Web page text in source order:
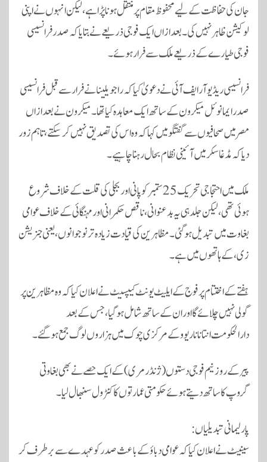
جان کی حفاظت کے لیے محفوظ مقام پر منتقل ہونا پڑا ہے، لیکن انہوں نے اپنی
لوکیشن ظاہر نہیں کی۔ بعد ازاں ایک فوجی ذریعے نے بتایا کہ صدرفرانسیسی
فوجی طیارےکے ذریعے ملک سے فرار ہوئے۔
فرانسیسی ریڈیوآر ایف آئینے دعویٰ کیا کہ راجویلینا نے فرار سے قبل فرانسیسی
صدرایمانوئل میکرونکے ساتھ ایک معاہدہ کیا تھا۔ میکرون نے بعد ازاں
مصر میں صحافیوں سے گفتگو میں کہا کہ وہ اس کی تصدیق نہیں کر سکتے، تاہم زور
دیا کہ مڈغاسکر میں آئینی نظام بحال رہنا چاہیے۔
ملک میں احتجاجی تحریک 25 ستمبر کو
پانی اور بجلی کی قلتکے خلاف شروع
ہوئی تھی، لیکن جلد ہی یہ بدعنوانی، ناقص حکمرانی اور مہنگائی کے خلاف عوامی
بغاوت میں تبدیل ہوگئی۔ مظاہرین کی قیادت زیادہ تر نوجوانوں، یعنیجنریشن
زی، کے ہاتھوں میں ہے۔
ہفتے کے اختتام پر فوج کے ایلیٹ یونٹکیپسیٹنے اعلان کیا کہ وہ مظاہرین پر
گولی نہیں چلائے گا اور ان کے ساتھ شامل ہو گیا، جس کے بعد
دارالحکومتانتاناناریووکے مرکزی چوک میں ہزاروں لوگ جمع ہو گئے۔
پیر کے روز نیم فوجی دستوں (ژنڈرمری) کے ایک حصے نے بھی بغاوتی
گروپ کا ساتھ دیتے ہوئے حکومتی عمارتوں کا کنٹرول سنبھال لیا۔
پارلیمانی تبدیلیاں:
سینیٹ نے اعلان کیا کہ عوامی دباؤ کے باعث صدر کو عہدے سے برطرف کر